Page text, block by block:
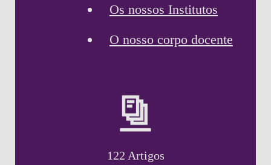
Os nossos Institutos
O nosso corpo docente
122 Artigos